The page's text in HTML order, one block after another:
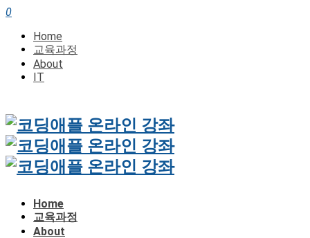
0
Home
교육과정
About
IT
Home
교육과정
About